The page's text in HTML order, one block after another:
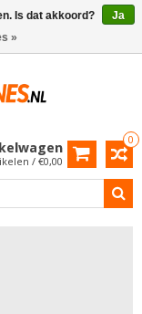
0
/ €0,00
Is dat akkoord?
Ja
»